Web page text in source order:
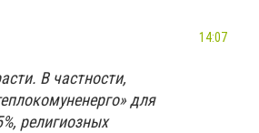
В частности,
для
религиозных
14:07